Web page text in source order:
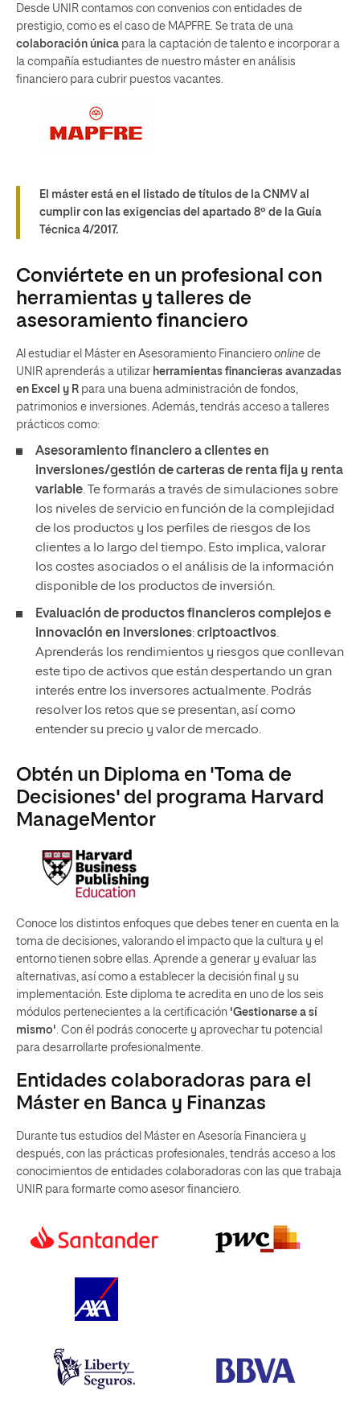
Desde UNIR contamos con convenios con entidades de
prestigio, como es el caso de MAPFRE. Se trata de una
colaboración única para la captación de talento e incorporar a
la compañía estudiantes de nuestro máster en análisis
financiero para cubrir puestos vacantes.
El máster está en el listado de títulos de la CNMV al
cumplir con las exigencias del apartado 8º de la Guía
Técnica 4/2017.
Conviértete en un profesional con
herramientas y talleres de
asesoramiento financiero
Al estudiar el Máster en Asesoramiento Financiero online de
UNIR aprenderás a utilizar herramientas financieras avanzadas
en Excel y R para una buena administración de fondos,
patrimonios e inversiones. Además, tendrás acceso a talleres
prácticos como:
Asesoramiento financiero a clientes en
inversiones/gestión de carteras de renta fija y renta
variable. Te formarás a través de simulaciones sobre
los niveles de servicio en función de la complejidad
de los productos y los perfiles de riesgos de los
clientes a lo largo del tiempo. Esto implica, valorar
los costes asociados o el análisis de la información
disponible de los productos de inversión.
Evaluación de productos financieros complejos e
innovación en inversiones:criptoactivos.
Aprenderás los rendimientos y riesgos que conllevan
este tipo de activos que están despertando un gran
interés entre los inversores actualmente. Podrás
resolver los retos que se presentan, así como
entender su precio y valor de mercado.
Obtén un Diploma en 'Toma de
Decisiones' del programa Harvard
ManageMentor
Conoce los distintos enfoques que debes tener en cuenta en la
toma de decisiones, valorando el impacto que la cultura y el
entorno tienen sobre ellas. Aprende a generar y evaluar las
alternativas, así como a establecer la decisión final y su
implementación. Este diploma te acredita en uno de los seis
módulos pertenecientes a la certificación 'Gestionarse a sí
mismo' . Con él podrás conocerte y aprovechar tu potencial
para desarrollarte profesionalmente.
Entidades colaboradoras para el
Máster en Banca y Finanzas
Durante tus estudios del Máster en Asesoría Financiera y
después, con las prácticas profesionales, tendrás acceso a los
conocimientos de entidades colaboradoras con las que trabaja
UNIR para formarte como asesor financiero.